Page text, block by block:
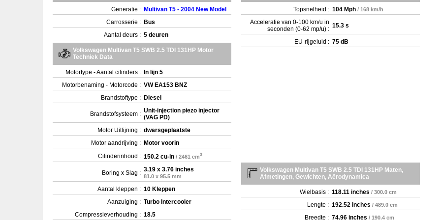
Generatie : Multivan T5 - 2004 New Model
Carrosserie : Bus
Aantal deurs : 5 deuren
Volkswagen Multivan T5 SWB 2.5 TDI 131HP Motor
Techniek Data
Motortype - Aantal cilinders :
In lijn 5
Motorbenaming - Motorcode : VW EA153 BNZ
Brandstoftype : Diesel
Brandstofsysteem : Unit-injection piezo injector
(VAG PD)
Motor Uitlijning : dwarsgeplaatste
Motor aandrijving : Motor voorin
Cilinderinhoud : 150.2 cu-in / 2461 cm3
Boring x Slag : 3.19 x 3.76 inches
81.0 x 95.5 mm
Aantal kleppen : 10 Kleppen
Aanzuiging : Turbo Intercooler
Compressieverhouding : 18.5
Topsnelheid : 104 Mph / 168 km/h
Acceleratie van 0-100 km/u in
seconden (0-62 mp/u) : 15.3 s
EU-rijgeluid : 75 dB
Volkswagen Multivan T5 SWB 2.5 TDI 131HP Maten,
Afmetingen, Gewichten, Aërodynamica
Wielbasis : 118.11 inches / 300.0 cm
Lengte : 192.52 inches / 489.0 cm
Breedte : 74.96 inches / 190.4 cm